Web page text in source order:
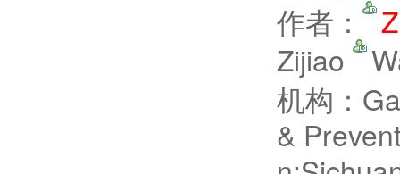
作者：
Zijiao
机构：
&